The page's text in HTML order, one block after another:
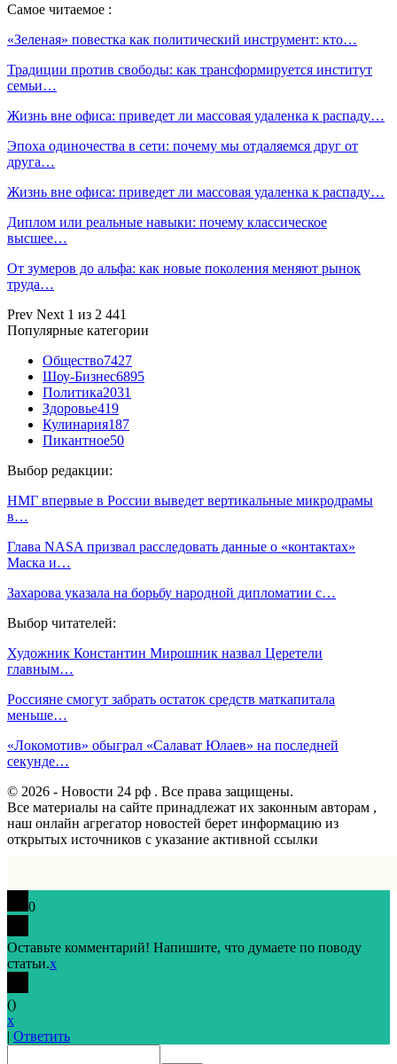
Самое читаемое :
«Зеленая» повестка как политический инструмент: кто…
Традиции против свободы: как трансформируется институт
семьи…
Жизнь вне офиса: приведет ли массовая удаленка к распаду…
Эпоха одиночества в сети: почему мы отдаляемся друг от
друга…
Жизнь вне офиса: приведет ли массовая удаленка к распаду…
Диплом или реальные навыки: почему классическое
высшее…
От зумеров до альфа: как новые поколения меняют рынок
труда…
Prev Next 1 из 2 441
Популярные категории
Общество7427
Шоу-Бизнес6895
Политика2031
Здоровье419
Кулинария187
Пикантное50
Выбор редакции:
НМГ впервые в России выведет вертикальные микродрамы
в…
Глава NASA призвал расследовать данные о «контактах»
Маска и…
Захарова указала на борьбу народной дипломатии с…
Выбор читателей:
Художник Константин Мирошник назвал Церетели
главным…
Россияне смогут забрать остаток средств маткапитала
меньше…
«Локомотив» обыграл «Салават Юлаев» на последней
секунде…
© 2026 - Новости 24 рф . Все права защищены.
Все материалы на сайте принадлежат их законным авторам ,
наш онлайн агрегатор новостей берет информацию из
открытых источников с указание активной ссылки
0
Оставьте комментарий! Напишите, что думаете по поводу
статьи.x
()
x
| Ответить